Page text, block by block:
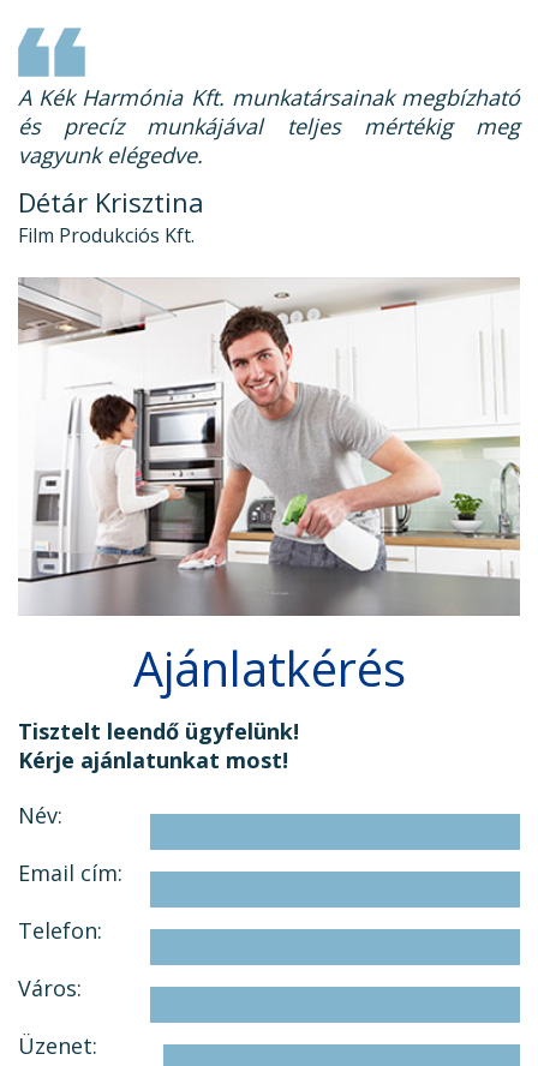
A Kék Harmónia Kft. munkatársainak megbízható
és precíz munkájával teljes mértékig meg
vagyunk elégedve.
Détár Krisztina
Film Produkciós Kft.
Ajánlatkérés
Tisztelt leendő ügyfelünk!
Kérje ajánlatunkat most!
Név:
Email cím:
Telefon:
Város:
Üzenet: